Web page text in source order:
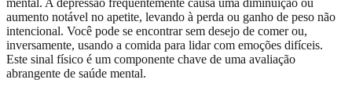
mental. A depressão frequentemente causa uma diminuição ou
aumento notável no apetite, levando à perda ou ganho de peso não
intencional. Você pode se encontrar sem desejo de comer ou,
inversamente, usando a comida para lidar com emoções difíceis.
Este sinal físico é um componente chave de uma avaliação
abrangente de saúde mental.